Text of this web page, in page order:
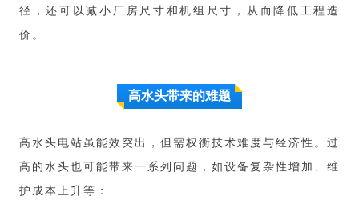
径，还可以减小厂房尺寸和机组尺寸，从而降低工程造
价。
高水头带来的难题
高水头电站虽能效突出，但需权衡技术难度与经济性。过
高的水头也可能带来一系列问题，如设备复杂性增加、维
护成本上升等：